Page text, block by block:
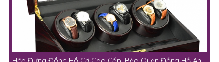
Hộp Đựng Đồng Hồ Cơ Cao Cấp: Bảo Quản Đồng Hồ An